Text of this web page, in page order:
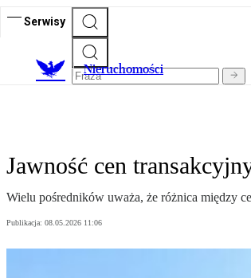
Serwisy
Nieruchomości
Jawność cen
Wielu pośredników uważa, że różnica między
Publikacja: 08.05.2026 11:06